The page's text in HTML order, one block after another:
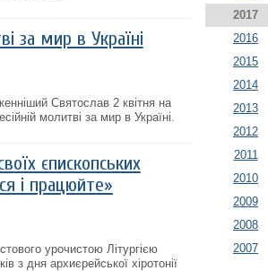
за мир в Україні
Святослав 2 квітня на
молитві за мир в Україні.
єпископських
і працюйте»
урочистою Літургією
з дня архиєрейської хіротонії
2017
2016
2015
2014
2013
2012
2011
2010
2009
2008
2007